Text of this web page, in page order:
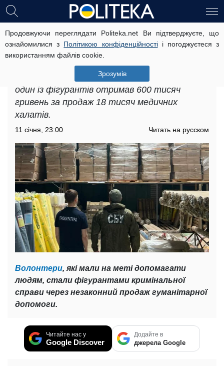
Продовжуючи переглядати Politeka.net Ви підтверджуєте, що
ознайомилися з Політикою конфіденційностіі погоджуєтеся з
використанням файлів cookie.
Зрозумів
Продали гуманітарки на понад 600
тисяч гривень: суд вирішив, що
робити з "волонтерами"
Під час розслідування було виявлено, що
один із фігурантів отримав 600 тисяч
гривень за продаж 18 тисяч медичних
халатів.
11 січня, 23:00 Читать на русском
Волонтери, які мали на меті допомагати
людям, стали фігурантами кримінальної
справи через незаконний продаж гуманітарної
допомоги.
Читайте нас у
Google Discover
Додайте в
джерела Google